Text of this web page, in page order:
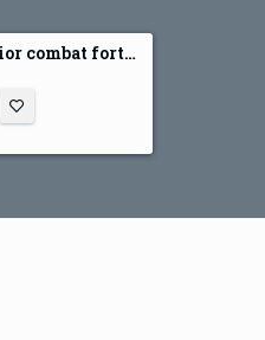
Grade Maior combat forte terestre